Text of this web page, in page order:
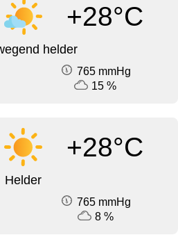
+28°C
helder
765 mmHg
15 %
+28°C
Helder
765 mmHg
8 %